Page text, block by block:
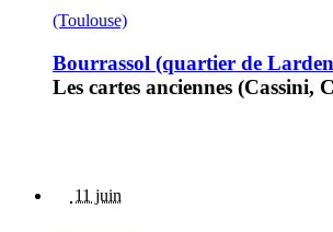
(Toulouse)
Bourrassol (quartier de
Les cartes anciennes (Cassini,
11 juin